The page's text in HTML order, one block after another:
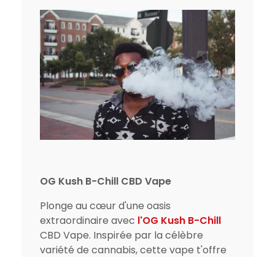
OG Kush B-Chill CBD Vape
Plonge au cœur d'une oasis
extraordinaire avec l'OG Kush B-Chill
CBD Vape. Inspirée par la célèbre
variété de cannabis, cette vape t'offre